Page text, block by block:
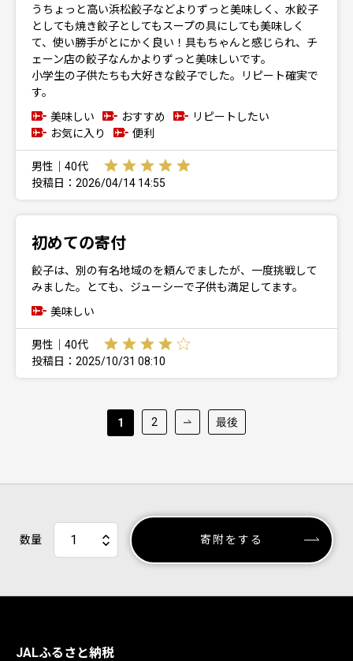
うちょっと高い浜松餃子などよりずっと美味しく、水餃子
としても焼き餃子としてもスープの具にしても美味しく
て、使い勝手がとにかく良い！具もちゃんと感じられ、チ
ェーン店の餃子なんかよりずっと美味しいです。
小学生の子供たちも大好きな餃子でした。リピート確実で
す。
美味しい
おすすめ
リピートしたい
お気に入り
便利
男性｜40代
投稿日：2026/04/14 14:55
初めての寄付
餃子は、別の有名地域のを頼んでましたが、一度挑戦して
みました。とても、ジューシーで子供も満足してます。
美味しい
男性｜40代
投稿日：2025/10/31 08:10
1 2 最後
数量 寄附をする
JALふるさと納税